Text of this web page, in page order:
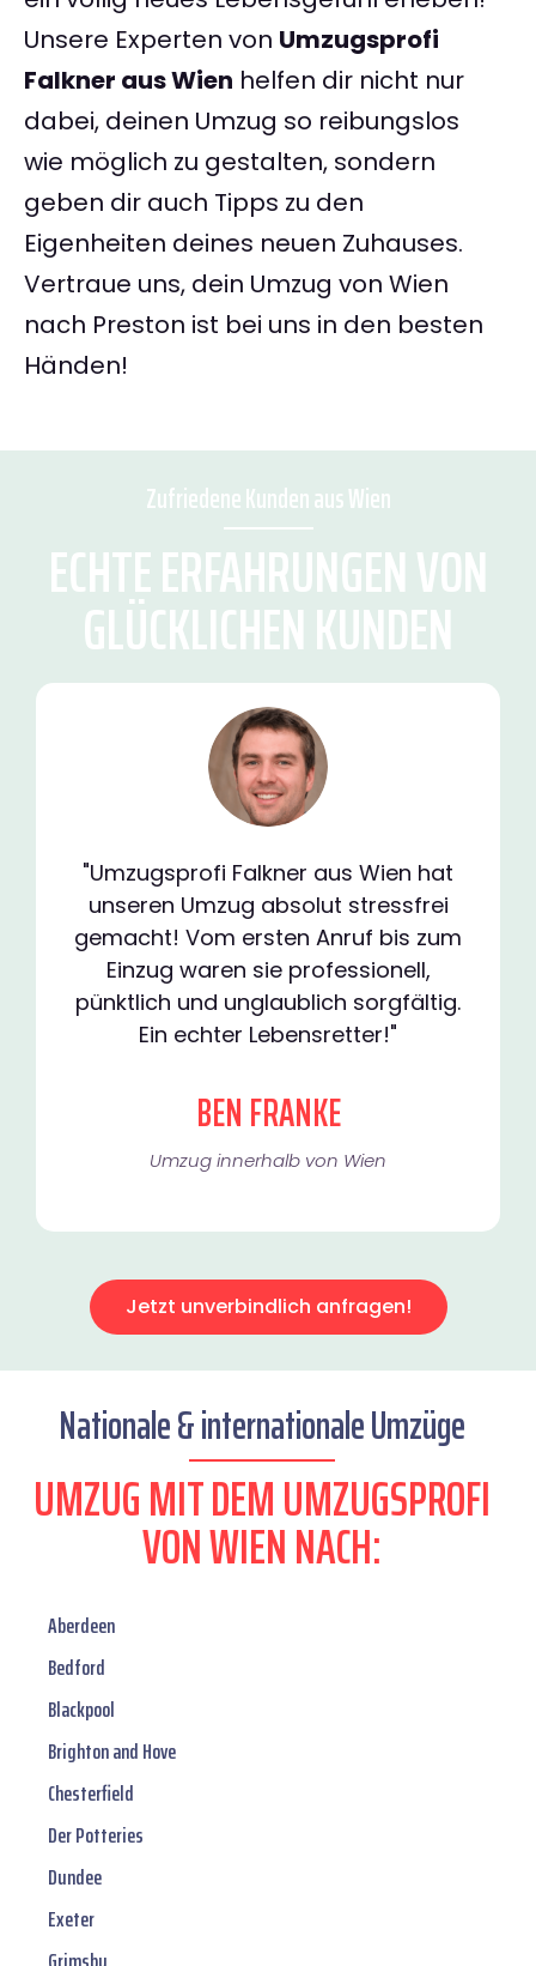
Unsere Experten von Umzugsprofi
Falkner aus Wien helfen dir nicht nur
dabei, deinen Umzug so reibungslos
wie möglich zu gestalten, sondern
geben dir auch Tipps zu den
Eigenheiten deines neuen Zuhauses.
Vertraue uns, dein Umzug von Wien
nach Preston ist bei uns in den besten
Händen!
Zufriedene Kunden aus Wien
ECHTE ERFAHRUNGEN VON
GLÜCKLICHEN KUNDEN
"Umzugsprofi Falkner aus Wien hat
unseren Umzug absolut stressfrei
gemacht! Vom ersten Anruf bis zum
Einzug waren sie professionell,
pünktlich und unglaublich sorgfältig.
Ein echter Lebensretter!"
BEN FRANKE
Umzug innerhalb von Wien​
Jetzt unverbindlich anfragen!
Nationale & internationale Umzüge
UMZUG MIT DEM UMZUGSPROFI
VON WIEN NACH:
Aberdeen
Bedford
Blackpool
Brighton and Hove
Chesterfield
Der Potteries
Dundee
Exeter